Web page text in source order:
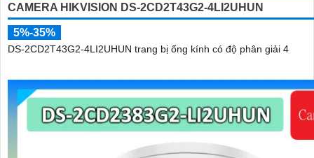
CAMERA HIKVISION DS-2CD2T43G2-4LI2UHUN
5%-35%
DS-2CD2T43G2-4LI2UHUN trang bị ống kính có độ phân giải 4